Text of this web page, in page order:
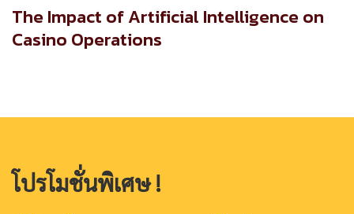
The Impact of Artificial Intelligence on
Casino Operations
โปรโมชั่นพิเศษ !